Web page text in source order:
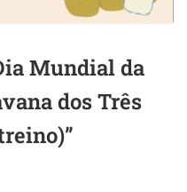
Mundial da
dos Três